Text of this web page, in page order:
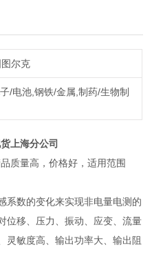
尔克
/电池,钢铁/金属,制药/生物制
上海分公司
质量高，价格好，适用范围
系数的变化来实现非电量电测的
位移、压力、振动、应变、流量
灵敏度高、输出功率大、输出阻